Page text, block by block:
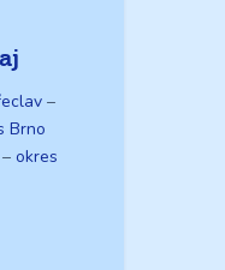
–
Brno
– okres